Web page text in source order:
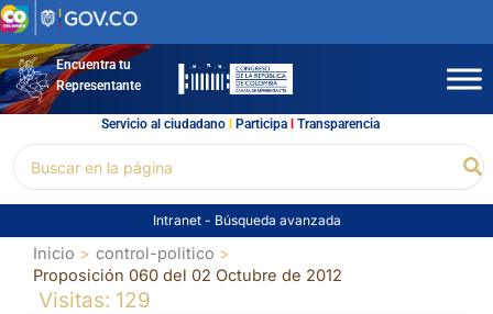
Ir
al
contenidoEncuentra tu
Representante
Servicio al ciudadano l Participal Transparencia
por:
Intranet - Búsqueda avanzada
Inicio
control-politico
Proposición 060 del 02 Octubre de 2012
Visitas: 129